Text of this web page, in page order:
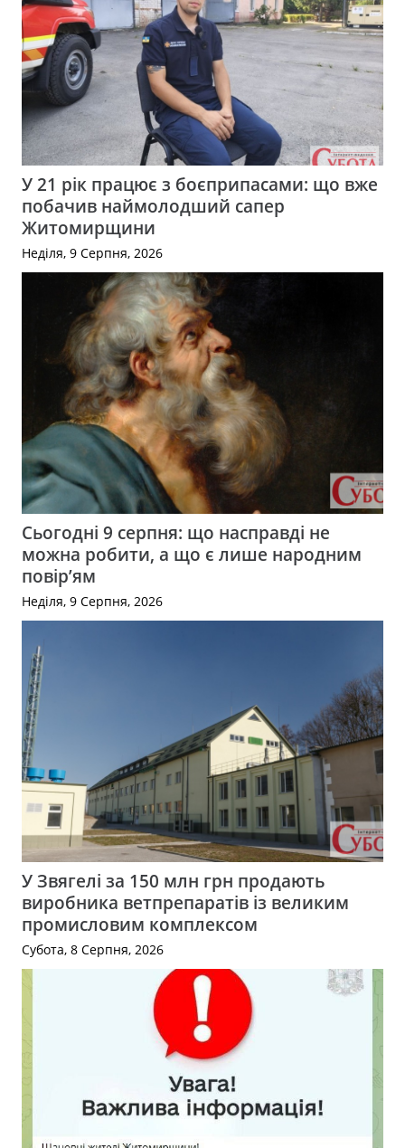
У 21 рік працює з боєприпасами: що вже
побачив наймолодший сапер
Житомирщини
Неділя, 9 Серпня, 2026
Сьогодні 9 серпня: що насправді не
можна робити, а що є лише народним
повір’ям
Неділя, 9 Серпня, 2026
У Звягелі за 150 млн грн продають
виробника ветпрепаратів із великим
промисловим комплексом
Субота, 8 Серпня, 2026